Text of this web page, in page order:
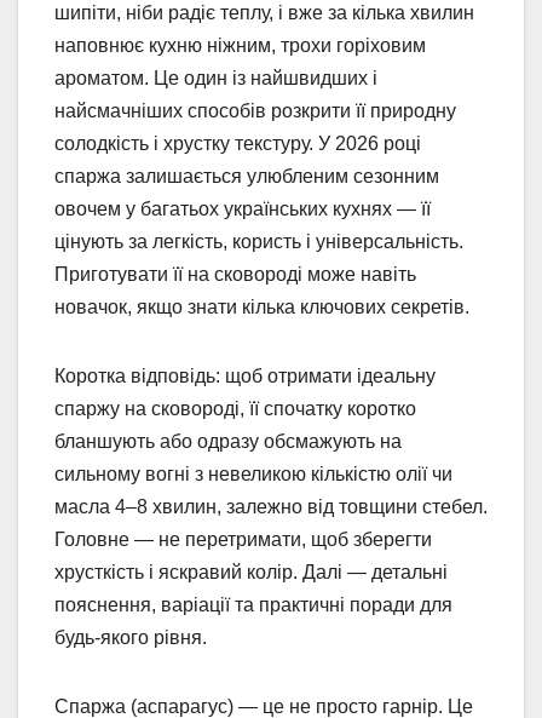
шипіти, ніби радіє теплу, і вже за кілька хвилин
наповнює кухню ніжним, трохи горіховим
ароматом. Це один із найшвидших і
найсмачніших способів розкрити її природну
солодкість і хрустку текстуру. У 2026 році
спаржа залишається улюбленим сезонним
овочем у багатьох українських кухнях — її
цінують за легкість, користь і універсальність.
Приготувати її на сковороді може навіть
новачок, якщо знати кілька ключових секретів.
Коротка відповідь: щоб отримати ідеальну
спаржу на сковороді, її спочатку коротко
бланшують або одразу обсмажують на
сильному вогні з невеликою кількістю олії чи
масла 4–8 хвилин, залежно від товщини стебел.
Головне — не перетримати, щоб зберегти
хрусткість і яскравий колір. Далі — детальні
пояснення, варіації та практичні поради для
будь-якого рівня.
Спаржа (аспарагус) — це не просто гарнір. Це